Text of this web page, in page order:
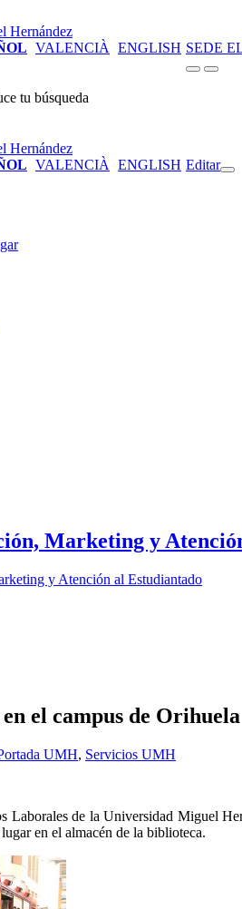
VALENCIÀ ENGLISH SEDE
tu búsqueda
VALENCIÀ ENGLISH Editar
Marketing y
y Atención al Estudiantado
el campus de Orihuela
UMH, Servicios UMH
Laborales de la Universidad Miguel
en el almacén de la biblioteca.